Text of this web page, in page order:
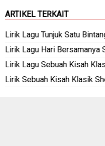
ARTIKEL TERKAIT
Lirik Lagu Tunjuk Satu
Lirik Lagu Hari Bersamanya
Lirik Lagu Sebuah Kisah
Lirik Sebuah Kisah Klasik